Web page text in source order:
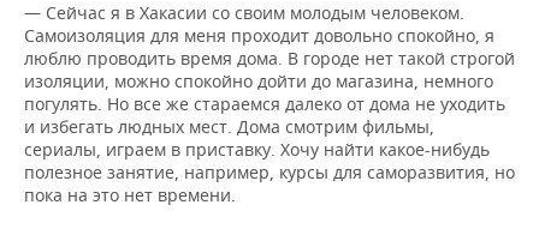
— Сейчас я в Хакасии со своим молодым человеком.
Самоизоляция для меня проходит довольно спокойно, я
люблю проводить время дома. В городе нет такой строгой
изоляции, можно спокойно дойти до магазина, немного
погулять. Но все же стараемся далеко от дома не уходить
и избегать людных мест. Дома смотрим фильмы,
сериалы, играем в приставку. Хочу найти какое-нибудь
полезное занятие, например, курсы для саморазвития, но
пока на это нет времени.